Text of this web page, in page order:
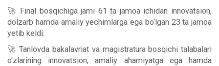
🚀 Final bosqichiga jami 61 ta jamoa ichidan innovatsion,
dolzarb hamda amaliy yechimlarga ega bo‘lgan 23 ta jamoa
yetib keldi.
🚀 Tanlovda bakalavriat va magistratura bosqichi talabalari
o‘zlarining innovatsion, amaliy ahamiyatga ega hamda